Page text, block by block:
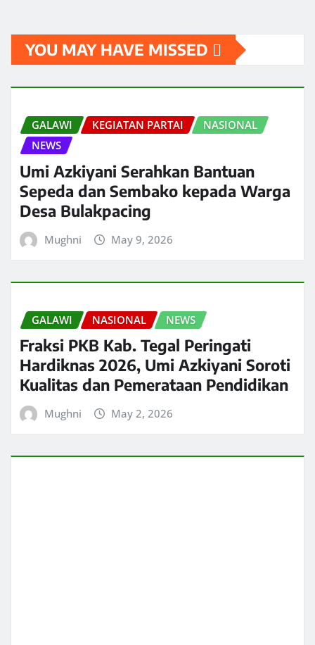
YOU MAY HAVE MISSED
GALAWI KEGIATAN PARTAI
NASIONAL
NEWS
Umi Azkiyani Serahkan Bantuan
Sepeda dan Sembako kepada Warga
Desa Bulakpacing
Mughni May 9, 2026
GALAWI NASIONAL NEWS
Fraksi PKB Kab. Tegal Peringati
Hardiknas 2026, Umi Azkiyani Soroti
Kualitas dan Pemerataan Pendidikan
Mughni May 2, 2026